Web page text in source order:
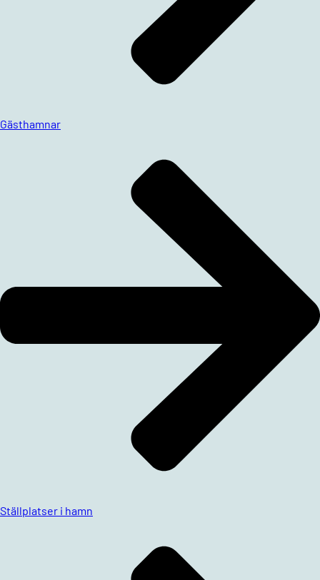
Gästhamnar
Ställplatser i hamn